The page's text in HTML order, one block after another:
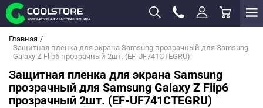
Главная
Защитная пленка для экрана Samsung прозрачный для Samsung
Galaxy Z Flip6 прозрачный 2шт. (EF-UF741CTEGRU)
Защитная пленка для экрана Samsung
прозрачный для Samsung Galaxy Z Flip6
прозрачный 2шт. (EF-UF741CTEGRU)